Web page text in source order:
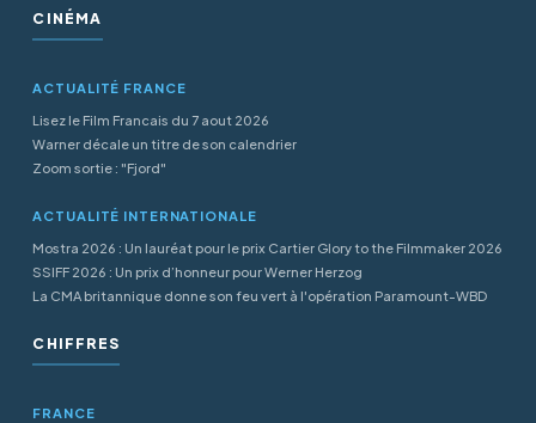
CINÉMA
ACTUALITÉ FRANCE
Lisez le Film Francais du 7 aout 2026
Warner décale un titre de son calendrier
Zoom sortie : "Fjord"
ACTUALITÉ INTERNATIONALE
Mostra 2026 : Un lauréat pour le prix Cartier Glory to the Filmmaker 2026
SSIFF 2026 : Un prix d’honneur pour Werner Herzog
La CMA britannique donne son feu vert à l'opération Paramount-WBD
CHIFFRES
FRANCE